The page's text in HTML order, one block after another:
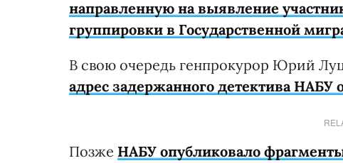
направленную на выявление
группировки в Государственной
В свою очередь генпрокурор Юрий
адрес задержанного детектива НАБУ
Позже НАБУ опубликовало